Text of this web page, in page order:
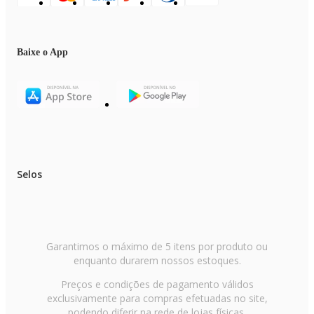
Baixe o App
Selos
Garantimos o máximo de 5 itens por produto ou
enquanto durarem nossos estoques.
Preços e condições de pagamento válidos
exclusivamente para compras efetuadas no site,